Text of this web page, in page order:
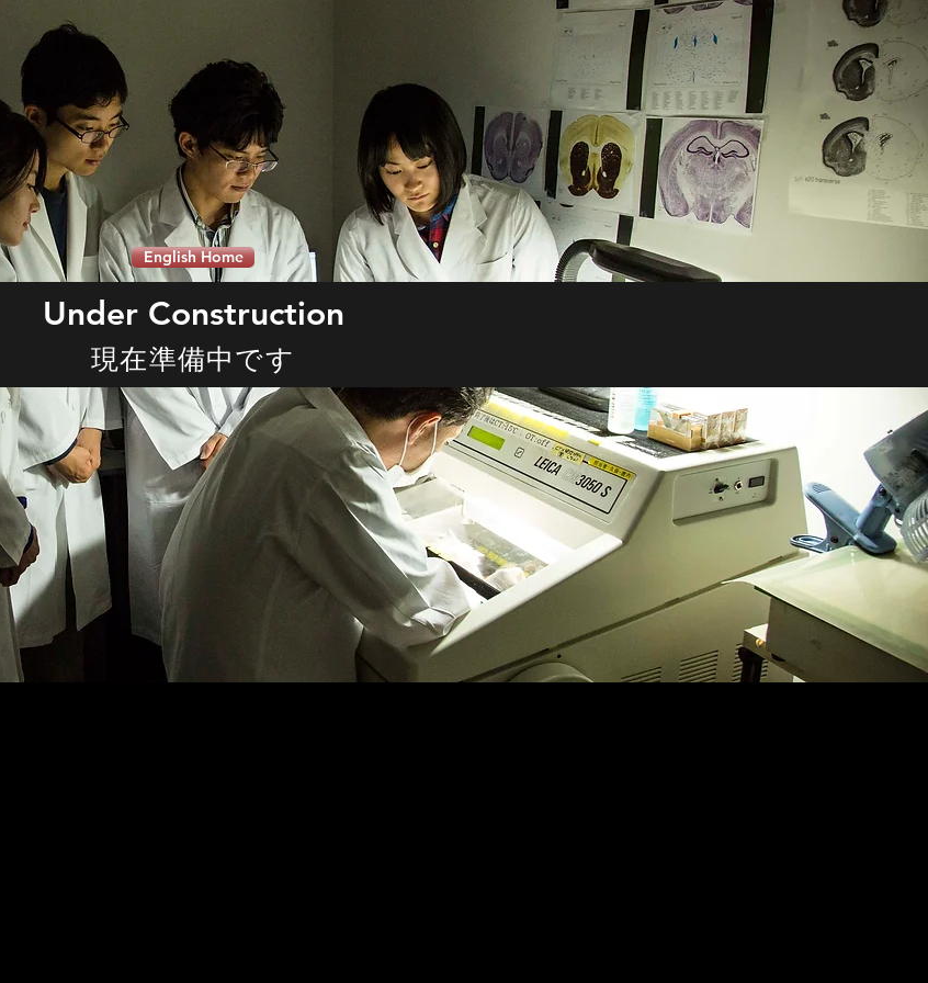
English Home
Under Construction
現在準備中です